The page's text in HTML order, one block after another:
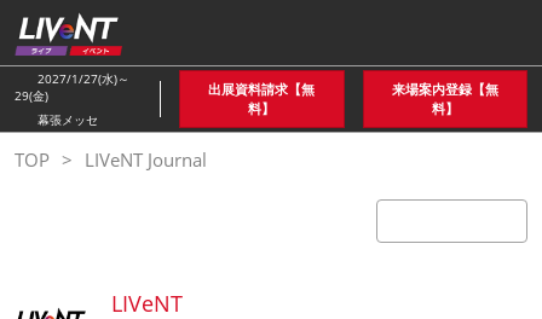
ス
キ
ッ
プ
し
て
2027/1/27(水)～
29(金)
幕張メッセ
出展資料請求【無
料】
来場案内登録【無
料】
TOP LIVeNT Journal
LIVeNT